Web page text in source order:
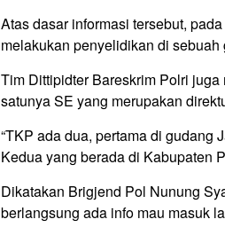
Atas dasar informasi tersebut,
melakukan penyelidikan di
Tim Dittipidter Bareskrim Polri
satunya SE yang merupakan
“TKP ada dua, pertama di gudang
Kedua yang berada di Kabupaten
Dikatakan Brigjend Pol Nunung
berlangsung ada info mau masuk